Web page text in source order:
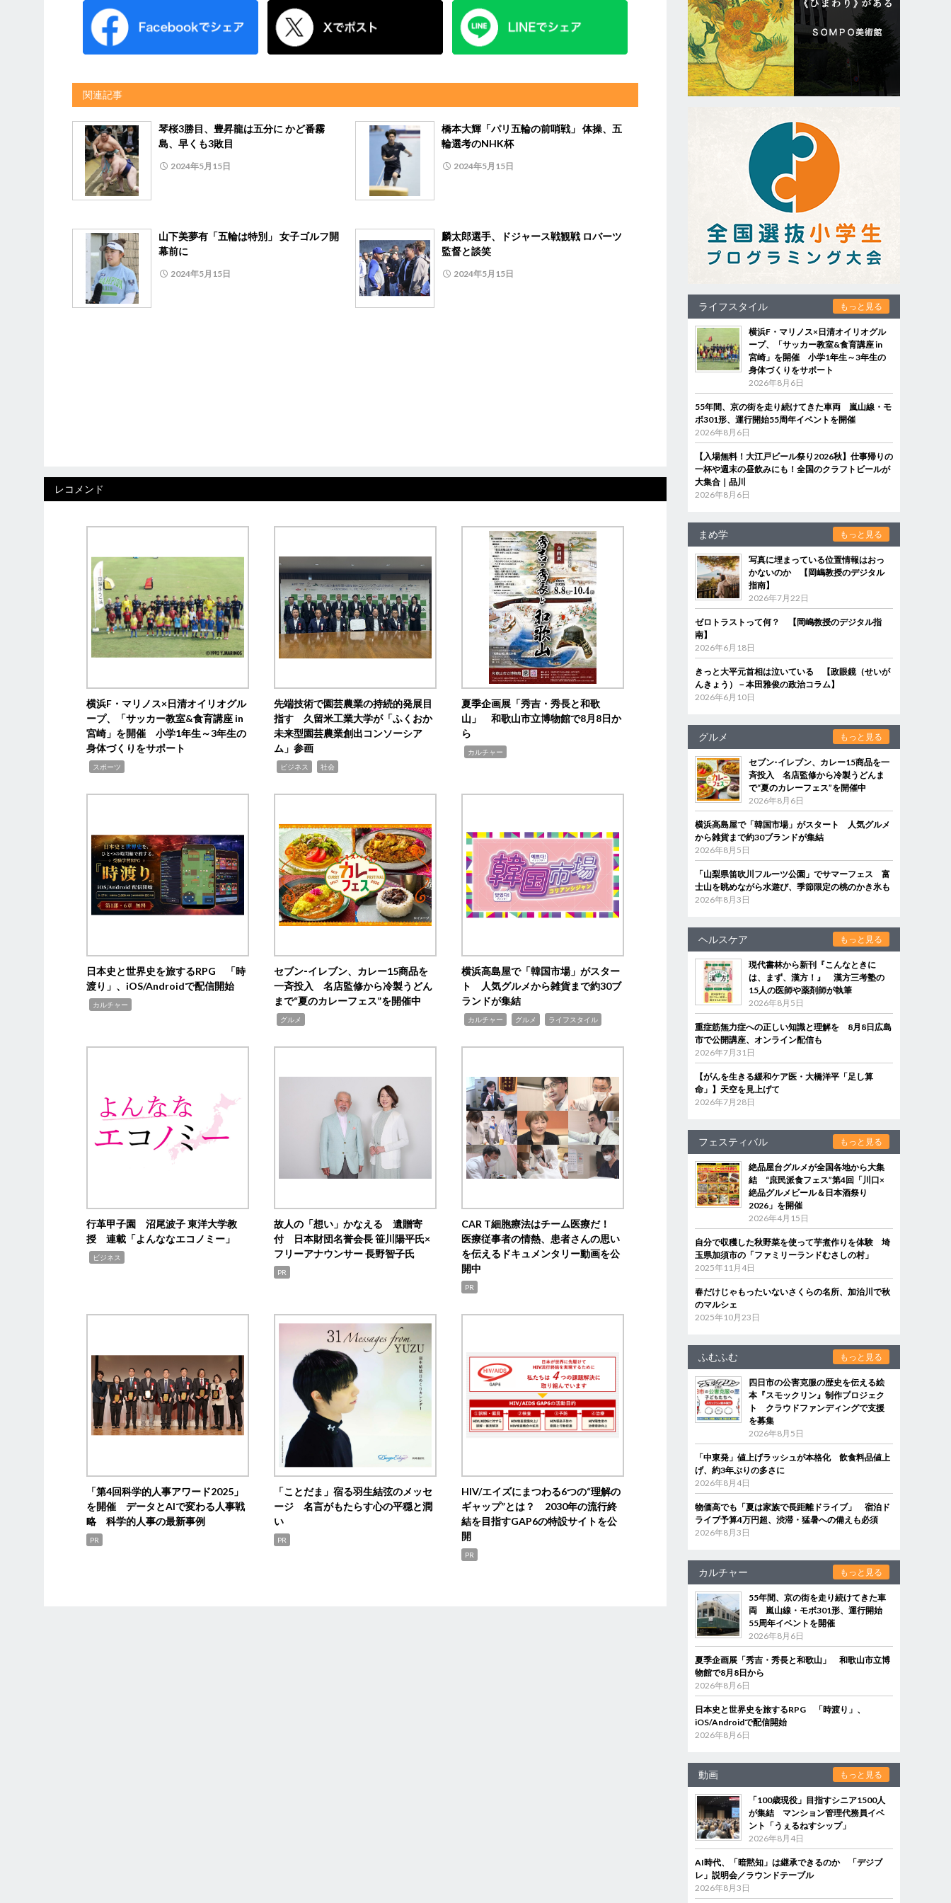
関連記事
琴桜3勝目、豊昇龍は五分に かど番霧
島、早くも3敗目
2024年5月15日
橋本大輝「パリ五輪の前哨戦」 体操、五
輪選考のNHK杯
2024年5月15日
山下美夢有「五輪は特別」 女子ゴルフ開
幕前に
2024年5月15日
麟太郎選手、ドジャース戦観戦 ロバーツ
監督と談笑
2024年5月15日
レコメンド
横浜F・マリノス×日清オイリオグル
ープ、「サッカー教室&食育講座 in
宮崎」を開催 小学1年生～3年生の
身体づくりをサポート
スポーツ
先端技術で園芸農業の持続的発展目
指す 久留米工業大学が「ふくおか
未来型園芸農業創出コンソーシア
ム」参画
ビジネス 社会
夏季企画展「秀吉・秀長と和歌
山」 和歌山市立博物館で8月8日か
ら
カルチャー
日本史と世界史を旅するRPG 「時
渡り」、iOS/Androidで配信開始
カルチャー
セブン‐イレブン、カレー15商品を
一斉投入 名店監修から冷製うどん
まで“夏のカレーフェス”を開催中
グルメ
横浜高島屋で「韓国市場」がスター
ト 人気グルメから雑貨まで約30ブ
ランドが集結
カルチャー グルメ ライフスタイル
行革甲子園 沼尾波子 東洋大学教
授 連載「よんななエコノミー」
ビジネス
故人の「想い」かなえる 遺贈寄
付 日本財団名誉会長 笹川陽平氏×
フリーアナウンサー 長野智子氏
PR
CAR T細胞療法はチーム医療だ！
医療従事者の情熱、患者さんの思い
を伝えるドキュメンタリー動画を公
開中
PR
「第4回科学的人事アワード2025」
を開催 データとAIで変わる人事戦
略 科学的人事の最新事例
PR
「ことだま」宿る羽生結弦のメッセ
ージ 名言がもたらす心の平穏と潤
い
PR
HIV/エイズにまつわる6つの“理解の
ギャップ”とは？ 2030年の流行終
結を目指すGAP6の特設サイトを公
開
PR
ライフスタイル もっと見る
横浜F・マリノス×日清オイリオグル
ープ、「サッカー教室&食育講座 in
宮崎」を開催 小学1年生～3年生の
身体づくりをサポート
2026年8月6日
55年間、京の街を走り続けてきた車両 嵐山線・モ
ボ301形、運行開始55周年イベントを開催
2026年8月6日
【入場無料！大江戸ビール祭り2026秋】仕事帰りの
一杯や週末の昼飲みにも！全国のクラフトビールが
大集合｜品川
2026年8月6日
まめ学 もっと見る
写真に埋まっている位置情報はおっ
かないのか 【岡嶋教授のデジタル
指南】
2026年7月22日
ゼロトラストって何？ 【岡嶋教授のデジタル指
南】
2026年6月18日
きっと大平元首相は泣いている 【政眼鏡（せいが
んきょう）－本田雅俊の政治コラム】
2026年6月10日
グルメ もっと見る
セブン‐イレブン、カレー15商品を一
斉投入 名店監修から冷製うどんま
で“夏のカレーフェス”を開催中
2026年8月6日
横浜高島屋で「韓国市場」がスタート 人気グルメ
から雑貨まで約30ブランドが集結
2026年8月5日
「山梨県笛吹川フルーツ公園」でサマーフェス 富
士山を眺めながら水遊び、季節限定の桃のかき氷も
2026年8月3日
ヘルスケア もっと見る
現代書林から新刊『こんなときに
は、まず、漢方！』 漢方三考塾の
15人の医師や薬剤師が執筆
2026年8月5日
重症筋無力症への正しい知識と理解を 8月8日広島
市で公開講座、オンライン配信も
2026年7月31日
【がんを生きる緩和ケア医・大橋洋平「足し算
命」】天空を見上げて
2026年7月28日
フェスティバル もっと見る
絶品屋台グルメが全国各地から大集
結 “庶民派食フェス”第4回「川口×
絶品グルメビール＆日本酒祭り
2026」を開催
2026年4月15日
自分で収穫した秋野菜を使って芋煮作りを体験 埼
玉県加須市の「ファミリーランドむさしの村」
2025年11月4日
春だけじゃもったいないさくらの名所、加治川で秋
のマルシェ
2025年10月23日
ふむふむ もっと見る
四日市の公害克服の歴史を伝える絵
本『スモックリン』制作プロジェク
ト クラウドファンディングで支援
を募集
2026年8月5日
「中東発」値上げラッシュが本格化 飲食料品値上
げ、約3年ぶりの多さに
2026年8月4日
物価高でも「夏は家族で長距離ドライブ」 宿泊ド
ライブ予算4万円超、渋滞・猛暑への備えも必須
2026年8月3日
カルチャー もっと見る
55年間、京の街を走り続けてきた車
両 嵐山線・モボ301形、運行開始
55周年イベントを開催
2026年8月6日
夏季企画展「秀吉・秀長と和歌山」 和歌山市立博
物館で8月8日から
2026年8月6日
日本史と世界史を旅するRPG 「時渡り」、
iOS/Androidで配信開始
2026年8月6日
動画 もっと見る
「100歳現役」目指すシニア1500人
が集結 マンション管理代務員イベ
ント「うぇるねすシップ」
2026年8月4日
AI時代、「暗黙知」は継承できるのか 「デジブ
レ」説明会／ラウンドテーブル
2026年8月3日